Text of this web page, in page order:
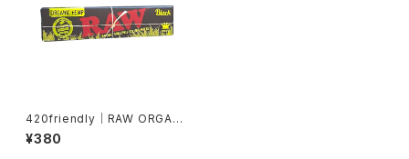
420friendly｜RAW ORGANI
C HEMP BLACK（オーガニック
ヘンプ） 1¼サイズ ローリングペ
¥380